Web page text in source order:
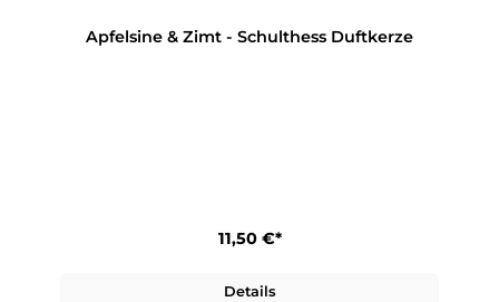
Apfelsine & Zimt - Schulthess Duftkerze
11,50 €*
Details